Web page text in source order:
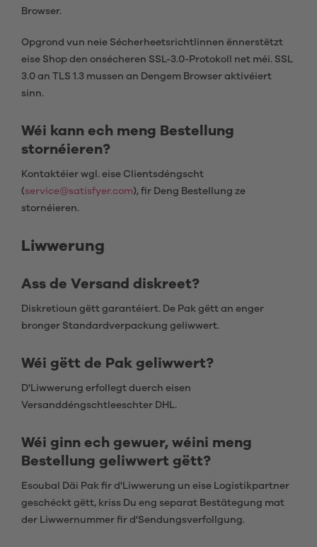
Browser.
Opgrond vun neie Sécherheetsrichtlinnen ënnerstëtzt
eise Shop den onsécheren SSL-3.0-Protokoll net méi. SSL
3.0 an TLS 1.3 mussen an Dengem Browser aktivéiert
sinn.
Wéi kann ech meng Bestellung
stornéieren?
Kontaktéier wgl. eise Clientsdéngscht
(service@satisfyer.com), fir Deng Bestellung ze
stornéieren.
Liwwerung
Ass de Versand diskreet?
Diskretioun gëtt garantéiert. De Pak gëtt an enger
bronger Standardverpackung geliwwert.
Wéi gëtt de Pak geliwwert?
D'Liwwerung erfollegt duerch eisen
Versanddéngschtleeschter DHL.
Wéi ginn ech gewuer, wéini meng
Bestellung geliwwert gëtt?
Esoubal Däi Pak fir d'Liwwerung un eise Logistikpartner
geschéckt gëtt, kriss Du eng separat Bestätegung mat
der Liwwernummer fir d'Sendungsverfollgung.